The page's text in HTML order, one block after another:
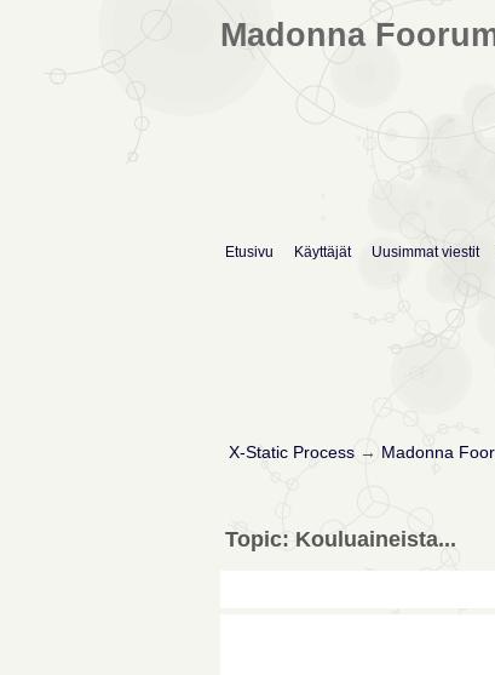
Madonna
Etusivu Käyttäjät Uusimmat viestit
X-Static Process→ Madonna
Topic: Kouluaineista...